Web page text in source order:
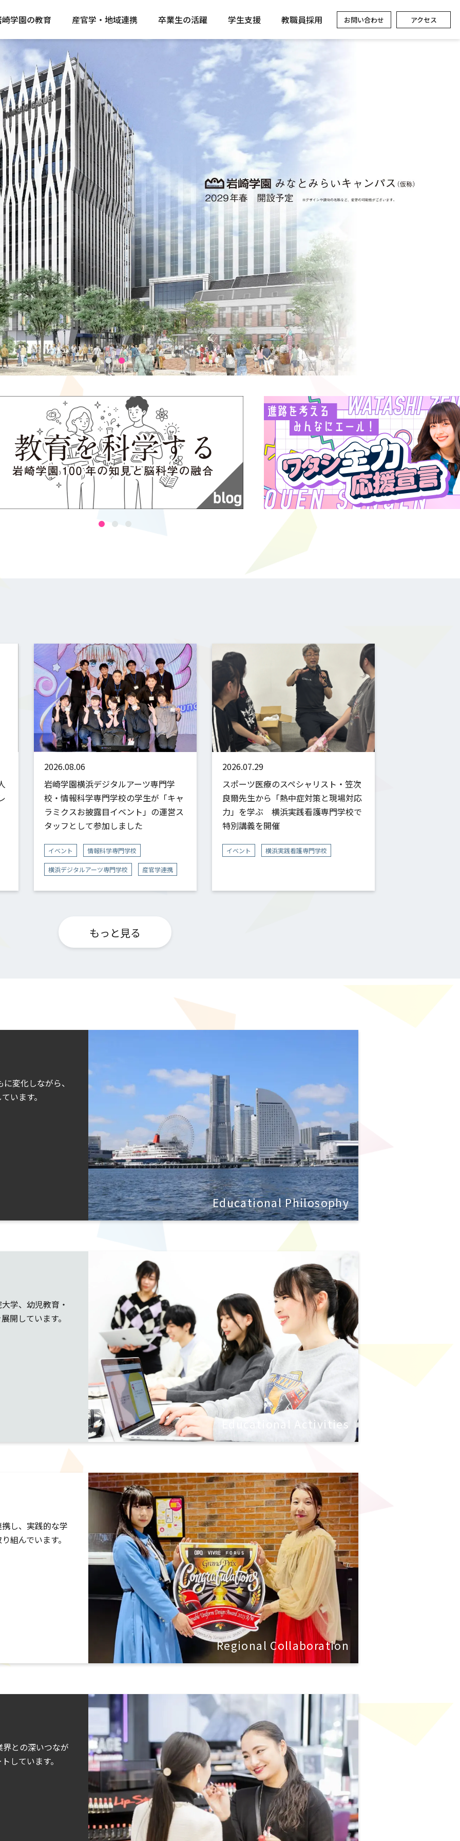
学園の教育 産官学・地域連携 卒業生の活躍 学生支援 教職員採用 お問い合わせ アクセス
2026.08.06
岩崎学園横浜デジタルアーツ専門学
校・情報科学専門学校の学生が「キャ
ラミクスお披露目イベント」の運営ス
タッフとして参加しました
イベント 情報科学専門学校
横浜デジタルアーツ専門学校 産官学連携
2026.07.29
スポーツ医療のスペシャリスト・笠次
良爾先生から「熱中症対策と現場対応
力」を学ぶ 横浜実践看護専門学校で
特別講義を開催
イベント 横浜実践看護専門学校
もっと見る
変化しながら、
います。
Educational Philosophy
学、幼児教育・
開しています。
Educational Activities
し、実践的な学
組んでいます。
Regional Collaboration
との深いつなが
しています。